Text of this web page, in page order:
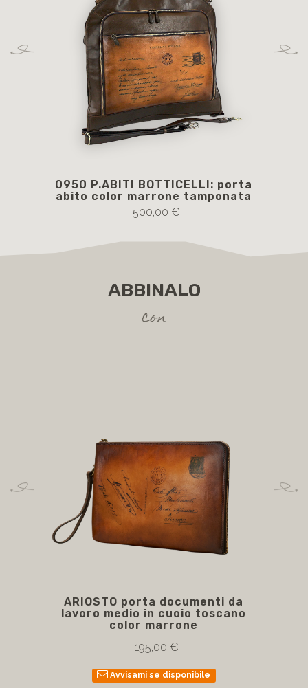
0950 P.ABITI BOTTICELLI: porta
abito color marrone tamponata
500,00 €
ABBINALO
con
ARIOSTO porta documenti da
lavoro medio in cuoio toscano
color marrone
195,00 €
Avvisami se disponibile